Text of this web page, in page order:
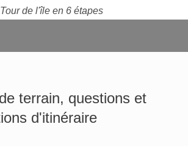
Tour de l'île en 6 étapes
terrain, questions et
d'itinéraire